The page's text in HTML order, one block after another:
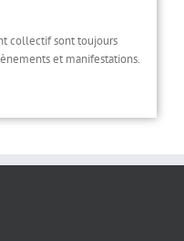
collectif sont toujours
et manifestations.